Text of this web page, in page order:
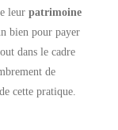
leur patrimoine
bien pour payer
dans le cadre
de
cette pratique.